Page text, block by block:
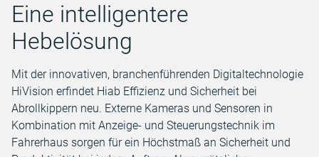
Eine intelligentere
Hebelösung
Mit der innovativen, branchenführenden Digitaltechnologie
HiVision erfindet Hiab Effizienz und Sicherheit bei
Abrollkippern neu. Externe Kameras und Sensoren in
Kombination mit Anzeige- und Steuerungstechnik im
Fahrerhaus sorgen für ein Höchstmaß an Sicherheit und